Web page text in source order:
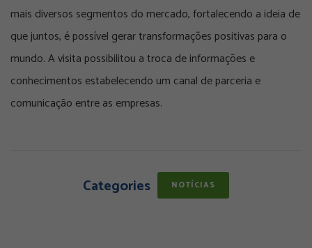
mais diversos segmentos do mercado, fortalecendo a ideia de
que juntos, é possível gerar transformações positivas para o
mundo. A visita possibilitou a troca de informações e
conhecimentos estabelecendo um canal de parceria e
comunicação entre as empresas.
Categories NOTÍCIAS